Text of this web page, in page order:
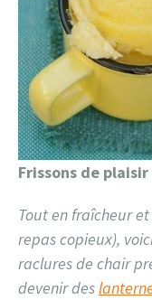
Frissons de
Tout en fraîcheur
repas copieux),
raclures de chair
devenir des